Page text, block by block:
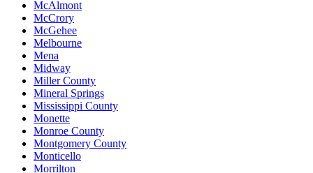
McAlmont
McCrory
McGehee
Melbourne
Mena
Midway
Miller County
Mineral Springs
Mississippi County
Monette
Monroe County
Montgomery County
Monticello
Morrilton